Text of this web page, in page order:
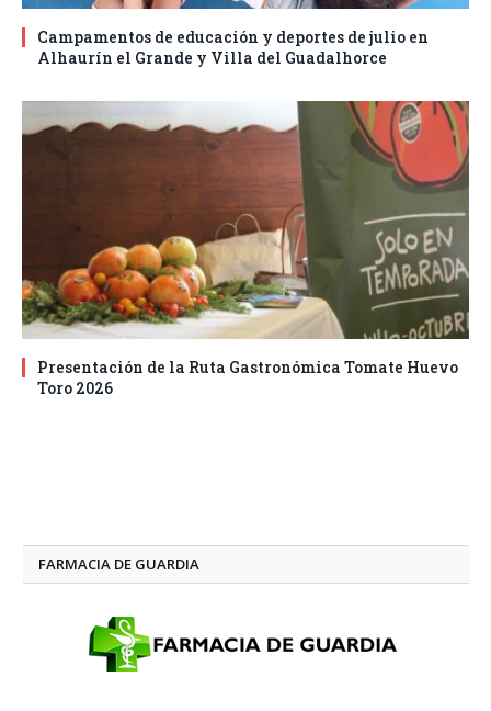
Campamentos de educación y deportes de julio en
Alhaurín el Grande y Villa del Guadalhorce
Presentación de la Ruta Gastronómica Tomate Huevo
Toro 2026
FARMACIA DE GUARDIA